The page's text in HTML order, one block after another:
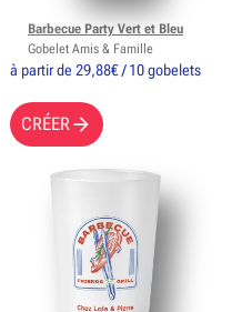
à partir de 29,88€ / 10 gobelets
CRÉER
Barbecue Party Vert et Bleu
Gobelet Amis & Famille